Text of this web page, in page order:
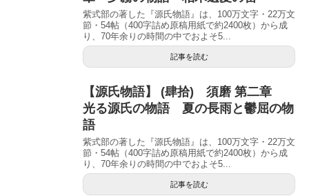
紫式部の著した『源氏物語』は、100万文字・22万文
節・54帖（400字詰め原稿用紙で約2400枚）から成
り、70年余りの時間の中でおよそ5...
記事を読む
【源氏物語】 (肆拾) 須磨 第二章
光る源氏の物語 夏の長雨と鬱屈の物
語
紫式部の著した『源氏物語』は、100万文字・22万文
節・54帖（400字詰め原稿用紙で約2400枚）から成
り、70年余りの時間の中でおよそ5...
記事を読む